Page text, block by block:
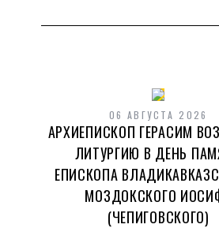
АРХИЕПИСКОП
ПАМЯТИ
06 АВГУСТА 2026
АРХИЕПИСКОП ГЕРАСИМ
ЛИТУРГИЮ В ДЕНЬ
ЕПИСКОПА
МОЗДОКСКОГО
(ЧЕПИГОВСКОГО)